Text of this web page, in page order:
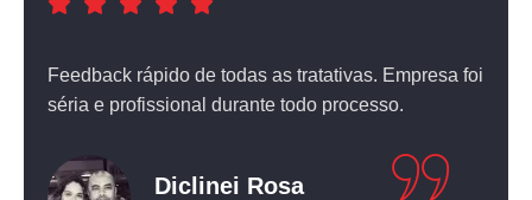
Atendimento nota dez! O equipamento que comprei
não deixou nada a desejar.
Leticia Pediconi